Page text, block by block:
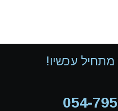
מתחיל עכשיו!
054-